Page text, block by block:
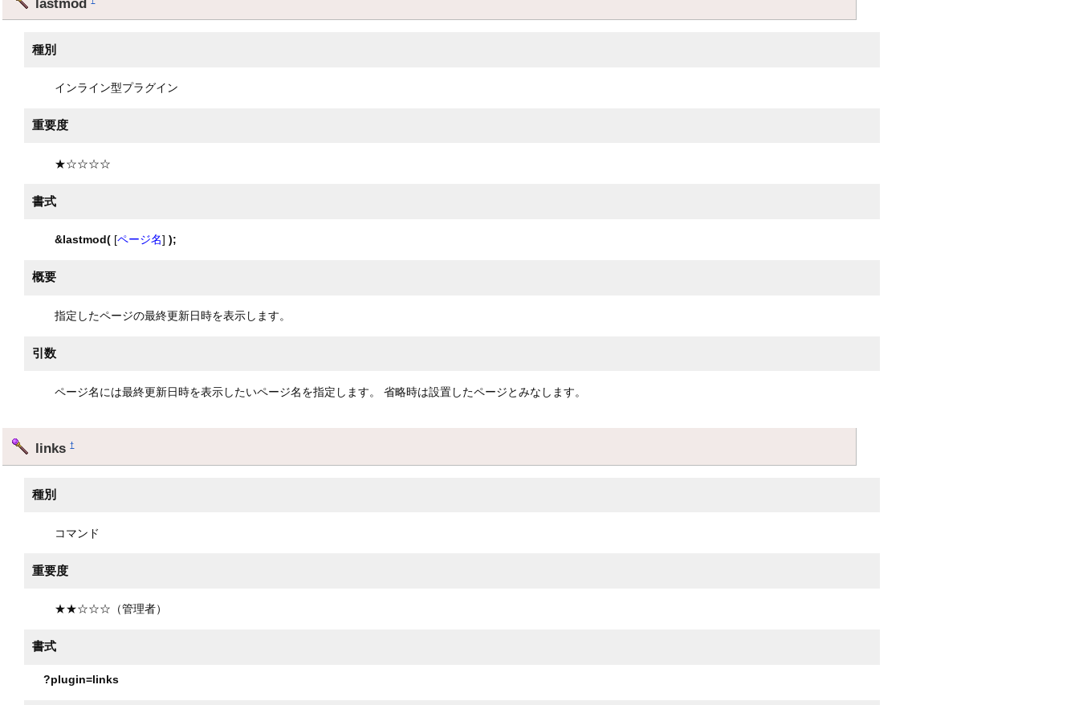
種別
インライン型プラグイン
重要度
★☆☆☆☆
書式
&lastmod( [ページ名]);
概要
指定したページの最終更新日時を表示します。
引数
ページ名には最終更新日時を表示したいページ名を指定します。 省略時は設置したページとみなします。
links†
種別
コマンド
重要度
★★☆☆☆（管理者）
書式
?plugin=links